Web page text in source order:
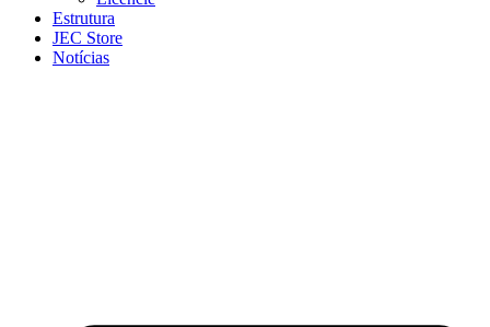
Estrutura
JEC Store
Notícias